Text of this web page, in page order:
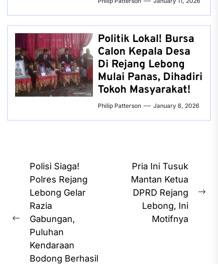
Politik Lokal! Bursa
Calon Kepala Desa
Di Rejang Lebong
Mulai Panas, Dihadiri
Tokoh Masyarakat!
Philip Patterson January 8, 2026
Post
navigation
Previous
post:
Polisi Siaga!
Polres Rejang
Lebong Gelar
Razia
Gabungan,
Puluhan
Kendaraan
Bodong Berhasil
Pria Ini Tusuk
Mantan Ketua
DPRD Rejang
Lebong, Ini
Motifnya